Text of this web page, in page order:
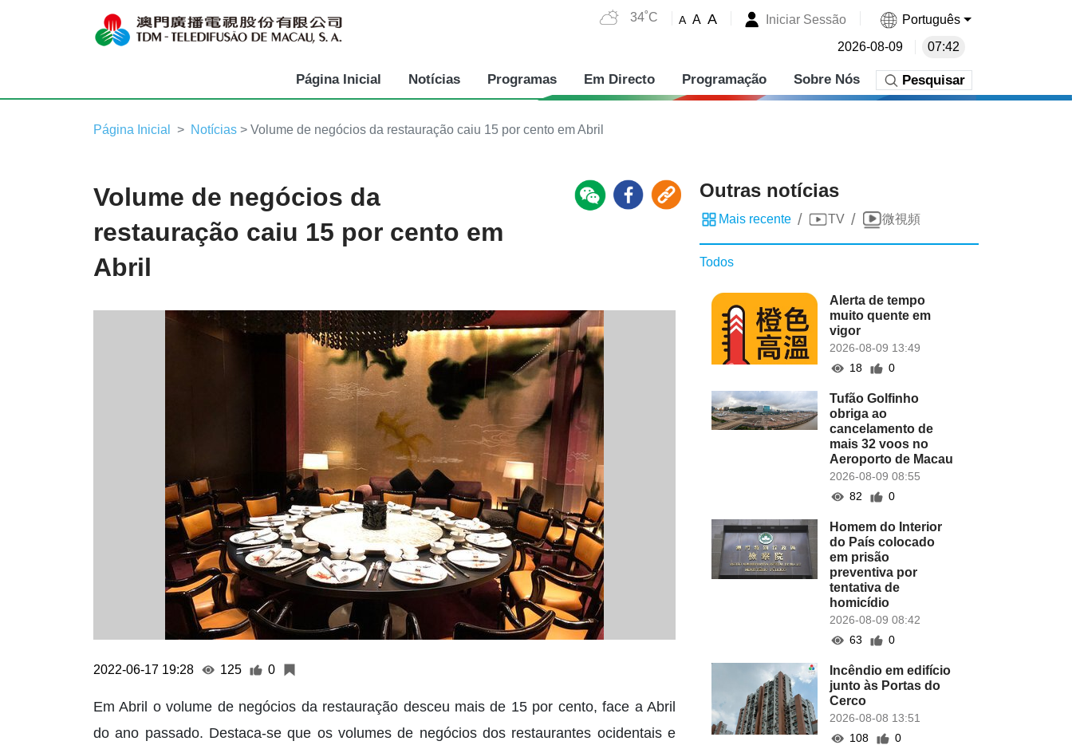
34˚C A A A Iniciar Sessão Português
2026-08-09 07:42
Página Inicial Notícias Programas Em Directo Programação Sobre Nós Pesquisar
Página Inicial Notícias > Volume de negócios da restauração caiu 15 por cento em Abril
Volume de negócios da
restauração caiu 15 por cento em
Abril
2022-06-17 19:28 125 0
Em Abril o volume de negócios da restauração desceu mais de 15 por cento, face a Abril
do ano passado. Destaca-se que os volumes de negócios dos restaurantes ocidentais e
Outras notícias
Mais recente / TV / 微視頻
Todos
Alerta de tempo
muito quente em
vigor
2026-08-09 13:49
18
0
Tufão Golfinho
obriga ao
cancelamento de
mais 32 voos no
Aeroporto de Macau
2026-08-09 08:55
82
0
Homem do Interior
do País colocado
em prisão
preventiva por
tentativa de
homicídio
2026-08-09 08:42
63
0
Incêndio em edifício
junto às Portas do
Cerco
2026-08-08 13:51
108
0